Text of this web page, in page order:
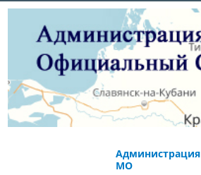
Администрация
МО